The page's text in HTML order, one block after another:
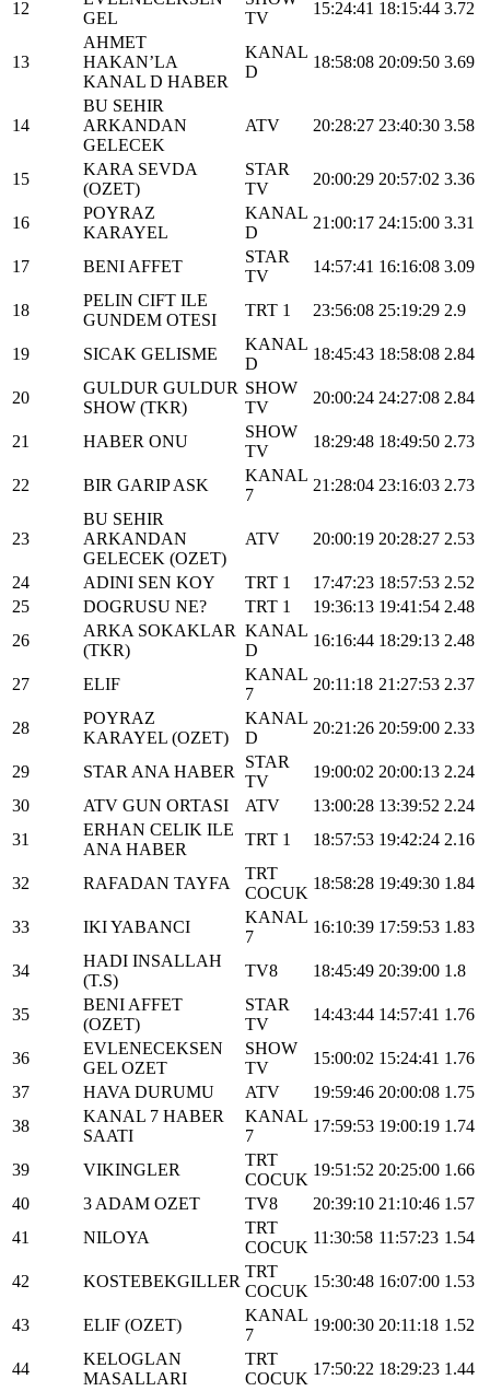
12
GEL
TV
15:24:41 18:15:44 3.72
13
AHMET
HAKAN’LA
KANAL D HABER
KANAL
D
18:58:08 20:09:50 3.69
14
BU SEHIR
ARKANDAN
GELECEK
ATV 20:28:27 23:40:30 3.58
15
KARA SEVDA
(OZET)
STAR
TV
20:00:29 20:57:02 3.36
16
POYRAZ
KARAYEL
KANAL
D
21:00:17 24:15:00 3.31
17 BENI AFFET
STAR
TV
14:57:41 16:16:08 3.09
18
PELIN CIFT ILE
GUNDEM OTESI
TRT 1 23:56:08 25:19:29 2.9
19 SICAK GELISME
KANAL
D
18:45:43 18:58:08 2.84
20
GULDUR GULDUR
SHOW (TKR)
SHOW
TV
20:00:24 24:27:08 2.84
21 HABER ONU
SHOW
TV
18:29:48 18:49:50 2.73
22 BIR GARIP ASK
KANAL
7
21:28:04 23:16:03 2.73
23
BU SEHIR
ARKANDAN
GELECEK (OZET)
ATV 20:00:19 20:28:27 2.53
24 ADINI SEN KOY TRT 1 17:47:23 18:57:53 2.52
25
DOGRUSU NE? TRT 1 19:36:13 19:41:54 2.48
26
ARKA SOKAKLAR
(TKR)
KANAL
D
16:16:44 18:29:13 2.48
27 ELIF
KANAL
7
20:11:18 21:27:53 2.37
28
POYRAZ
KARAYEL (OZET)
KANAL
D
20:21:26 20:59:00 2.33
29 STAR ANA HABER
STAR
TV
19:00:02 20:00:13 2.24
30
ATV GUN ORTASI ATV 13:00:28 13:39:52 2.24
31
ERHAN CELIK ILE
ANA HABER
TRT 1 18:57:53 19:42:24 2.16
32 RAFADAN TAYFA
TRT
COCUK
18:58:28 19:49:30 1.84
33 IKI YABANCI
KANAL
7
16:10:39 17:59:53 1.83
34
HADI INSALLAH
(T.S)
TV8 18:45:49 20:39:00 1.8
35
BENI AFFET
(OZET)
STAR
TV
14:43:44 14:57:41 1.76
36
EVLENECEKSEN
GEL OZET
SHOW
TV
15:00:02 15:24:41 1.76
37
HAVA DURUMU ATV 19:59:46 20:00:08 1.75
38
KANAL 7 HABER
SAATI
KANAL
7
17:59:53 19:00:19 1.74
39 VIKINGLER
TRT
COCUK
19:51:52 20:25:00 1.66
40
3 ADAM OZET TV8 20:39:10 21:10:46 1.57
41
NILOYA
TRT
COCUK
11:30:58 11:57:23 1.54
42 KOSTEBEKGILLER
TRT
COCUK
15:30:48 16:07:00 1.53
43 ELIF (OZET)
KANAL
7
19:00:30 20:11:18 1.52
44
KELOGLAN
MASALLARI
TRT
COCUK
17:50:22 18:29:23 1.44